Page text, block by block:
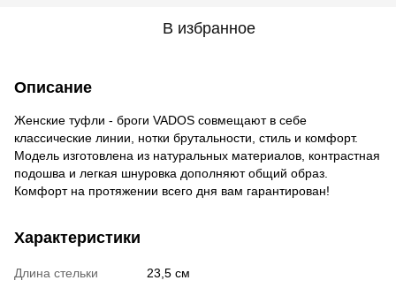
В избранное
Описание
Женские туфли - броги VADOS совмещают в себе
классические линии, нотки брутальности, стиль и комфорт.
Модель изготовлена из натуральных материалов, контрастная
подошва и легкая шнуровка дополняют общий образ.
Комфорт на протяжении всего дня вам гарантирован!
Характеристики
Длина стельки
23,5 см